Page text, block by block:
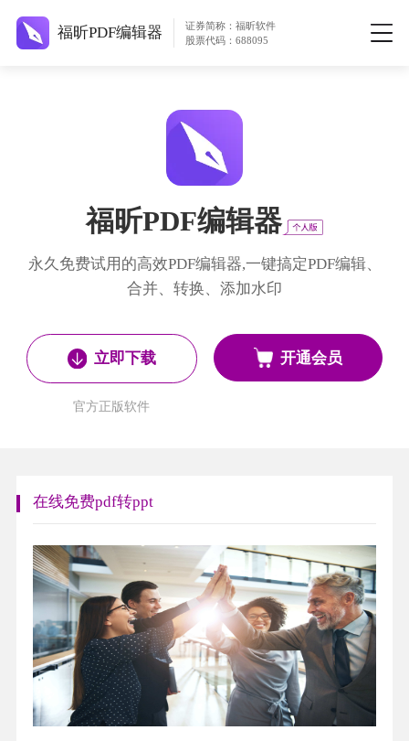
福昕PDF编辑器
证券简称：福昕软件
股票代码：688095
福昕PDF编辑器
永久免费试用的高效PDF编辑器,一键搞定PDF编辑、
合并、转换、添加水印
立即下载
官方正版软件
开通会员
在线免费pdf转ppt